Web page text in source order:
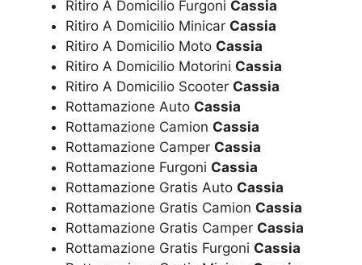
Ritiro A Domicilio Furgoni Cassia
Ritiro A Domicilio Minicar Cassia
Ritiro A Domicilio Moto Cassia
Ritiro A Domicilio Motorini Cassia
Ritiro A Domicilio Scooter Cassia
Rottamazione Auto Cassia
Rottamazione Camion Cassia
Rottamazione Camper Cassia
Rottamazione Furgoni Cassia
Rottamazione Gratis Auto Cassia
Rottamazione Gratis Camion Cassia
Rottamazione Gratis Camper Cassia
Rottamazione Gratis Furgoni Cassia